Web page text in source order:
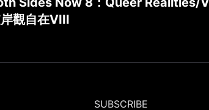
觀自在VIII
SUBSCRIBE